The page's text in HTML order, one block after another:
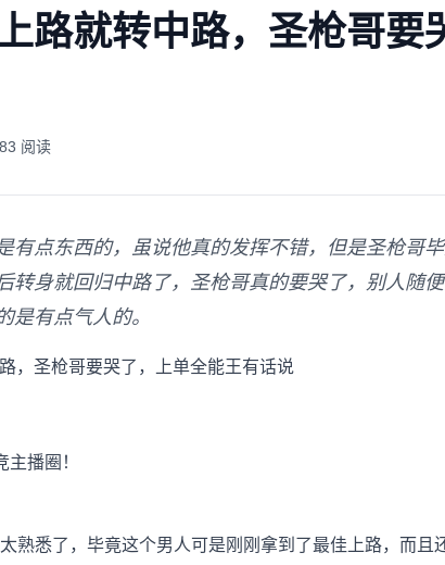
路就转中路，圣枪哥要
阅读
有点东西的，虽说他真的发挥不错，但是圣枪哥
转身就回归中路了，圣枪哥真的要哭了，别人随
是有点气人的。
，圣枪哥要哭了，上单全能王有话说
播圈！
熟悉了，毕竟这个男人可是刚刚拿到了最佳上路，而且